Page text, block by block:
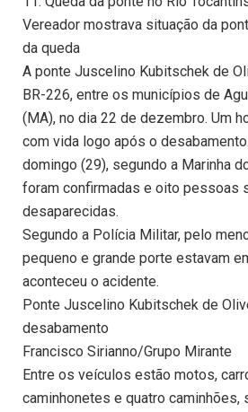
Vereador mostrava situação da
da queda
A ponte Juscelino Kubitschek de
BR-226, entre os municípios de
(MA), no dia 22 de dezembro. Um
com vida logo após o
domingo (29), segundo a Marinha
foram confirmadas e oito pessoas
desaparecidas.
Segundo a Polícia Militar, pelo
pequeno e grande porte estavam
aconteceu o acidente.
Ponte Juscelino Kubitschek de
desabamento
Francisco Sirianno/Grupo Mirante
Entre os veículos estão motos,
caminhonetes e quatro caminhões,